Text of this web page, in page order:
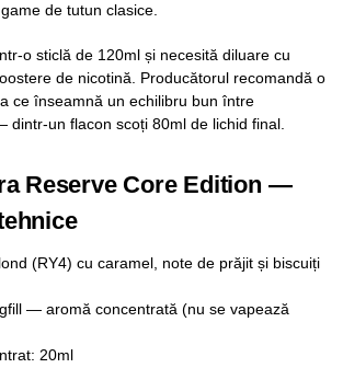
de tutun clasice.
o sticlă de 120ml și necesită diluare cu
de nicotină. Producătorul recomandă o
ce înseamnă un echilibru bun între
dintr-un flacon scoți 80ml de lichid final.
Reserve Core Edition —
(RY4) cu caramel, note de prăjit și biscuiți
— aromă concentrată (nu se vapează
20ml